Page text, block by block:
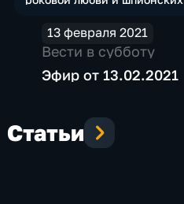
13 февраля 2021
Вести в субботу
Эфир от 13.02.2021
Статьи